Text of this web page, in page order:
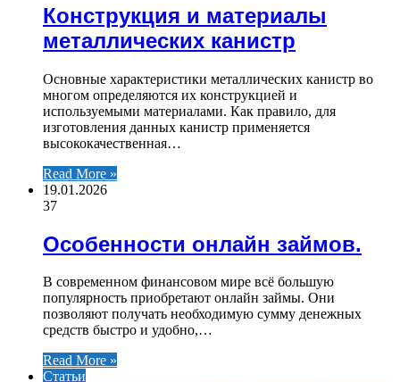
Конструкция и материалы
металлических канистр
Основные характеристики металлических канистр во
многом определяются их конструкцией и
используемыми материалами. Как правило, для
изготовления данных канистр применяется
высококачественная…
Read More »
19.01.2026
37
Особенности онлайн займов.
В современном финансовом мире всё большую
популярность приобретают онлайн займы. Они
позволяют получать необходимую сумму денежных
средств быстро и удобно,…
Read More »
Статьи